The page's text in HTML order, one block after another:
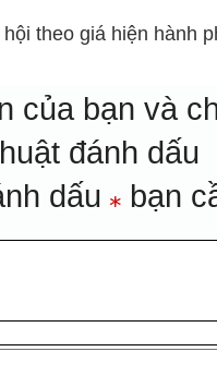
theo giá hiện hành
của bạn và
đánh dấu
dấu bạn